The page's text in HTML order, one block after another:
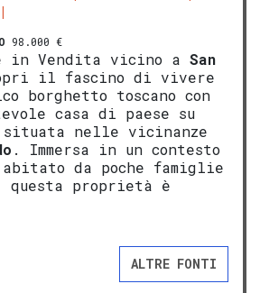
98.000 €
in Vendita vicino a San
il fascino di vivere
borghetto toscano con
casa di paese su
nelle vicinanze
. Immersa in un contesto
da poche famiglie
proprietà è
ALTRE FONTI